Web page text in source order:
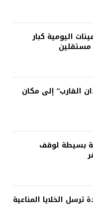
اليومية كبار
مستقلين
القارب” إلى مكان
بسيطة لوقف
الخلايا المناعية